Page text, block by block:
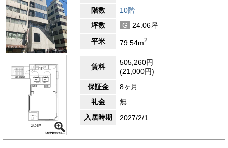
階数
10階
坪数
G
24.06坪
平米
79.54m2
賃料
505,260円
(21,000円)
保証金
8ヶ月
礼金
無
入居時期
2027/2/1